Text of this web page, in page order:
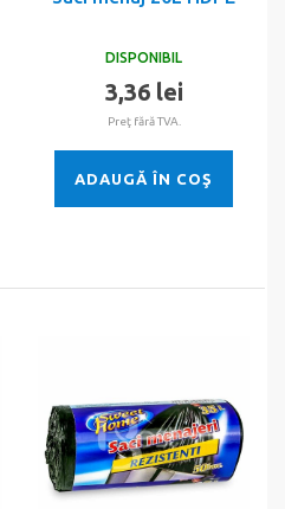
DISPONIBIL
3,36 lei
Preţ fără TVA.
ADAUGĂ ÎN COŞ